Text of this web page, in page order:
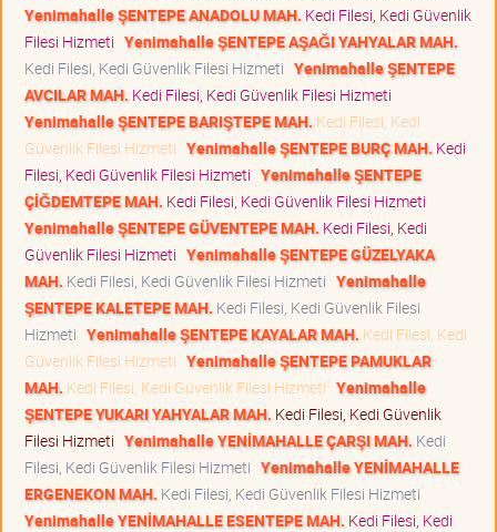
Yenimahalle ŞENTEPE ANADOLU MAH. Kedi Filesi, Kedi Güvenlik
Filesi Hizmeti Yenimahalle ŞENTEPE AŞAĞI YAHYALAR MAH.
Kedi Filesi, Kedi Güvenlik Filesi Hizmeti Yenimahalle ŞENTEPE
AVCILAR MAH. Kedi Filesi, Kedi Güvenlik Filesi Hizmeti
Yenimahalle ŞENTEPE BARIŞTEPE MAH. Kedi Filesi, Kedi
Güvenlik Filesi Hizmeti Yenimahalle ŞENTEPE BURÇ MAH. Kedi
Filesi, Kedi Güvenlik Filesi Hizmeti Yenimahalle ŞENTEPE
ÇİĞDEMTEPE MAH. Kedi Filesi, Kedi Güvenlik Filesi Hizmeti
Yenimahalle ŞENTEPE GÜVENTEPE MAH. Kedi Filesi, Kedi
Güvenlik Filesi Hizmeti Yenimahalle ŞENTEPE GÜZELYAKA
MAH. Kedi Filesi, Kedi Güvenlik Filesi Hizmeti Yenimahalle
ŞENTEPE KALETEPE MAH. Kedi Filesi, Kedi Güvenlik Filesi
Hizmeti Yenimahalle ŞENTEPE KAYALAR MAH. Kedi Filesi, Kedi
Güvenlik Filesi Hizmeti Yenimahalle ŞENTEPE PAMUKLAR
MAH. Kedi Filesi, Kedi Güvenlik Filesi Hizmeti Yenimahalle
ŞENTEPE YUKARI YAHYALAR MAH. Kedi Filesi, Kedi Güvenlik
Filesi Hizmeti Yenimahalle YENİMAHALLE ÇARŞI MAH. Kedi
Filesi, Kedi Güvenlik Filesi Hizmeti Yenimahalle YENİMAHALLE
ERGENEKON MAH. Kedi Filesi, Kedi Güvenlik Filesi Hizmeti
Yenimahalle YENİMAHALLE ESENTEPE MAH. Kedi Filesi, Kedi